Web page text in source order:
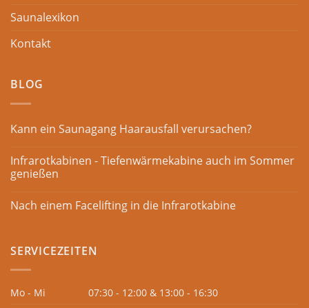
Saunalexikon
Kontakt
BLOG
Kann ein Saunagang Haarausfall verursachen?
Infrarotkabinen - Tiefenwärmekabine auch im Sommer
genießen
Nach einem Facelifting in die Infrarotkabine
SERVICEZEITEN
Mo - Mi
07:30 - 12:00 & 13:00 - 16:30